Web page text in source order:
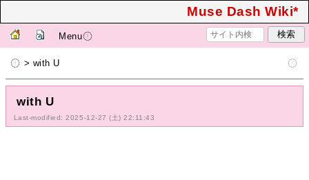
Muse Dash Wiki*
Menu
> with U
with U
Last-modified: 2025-12-27 (土) 22:11:43